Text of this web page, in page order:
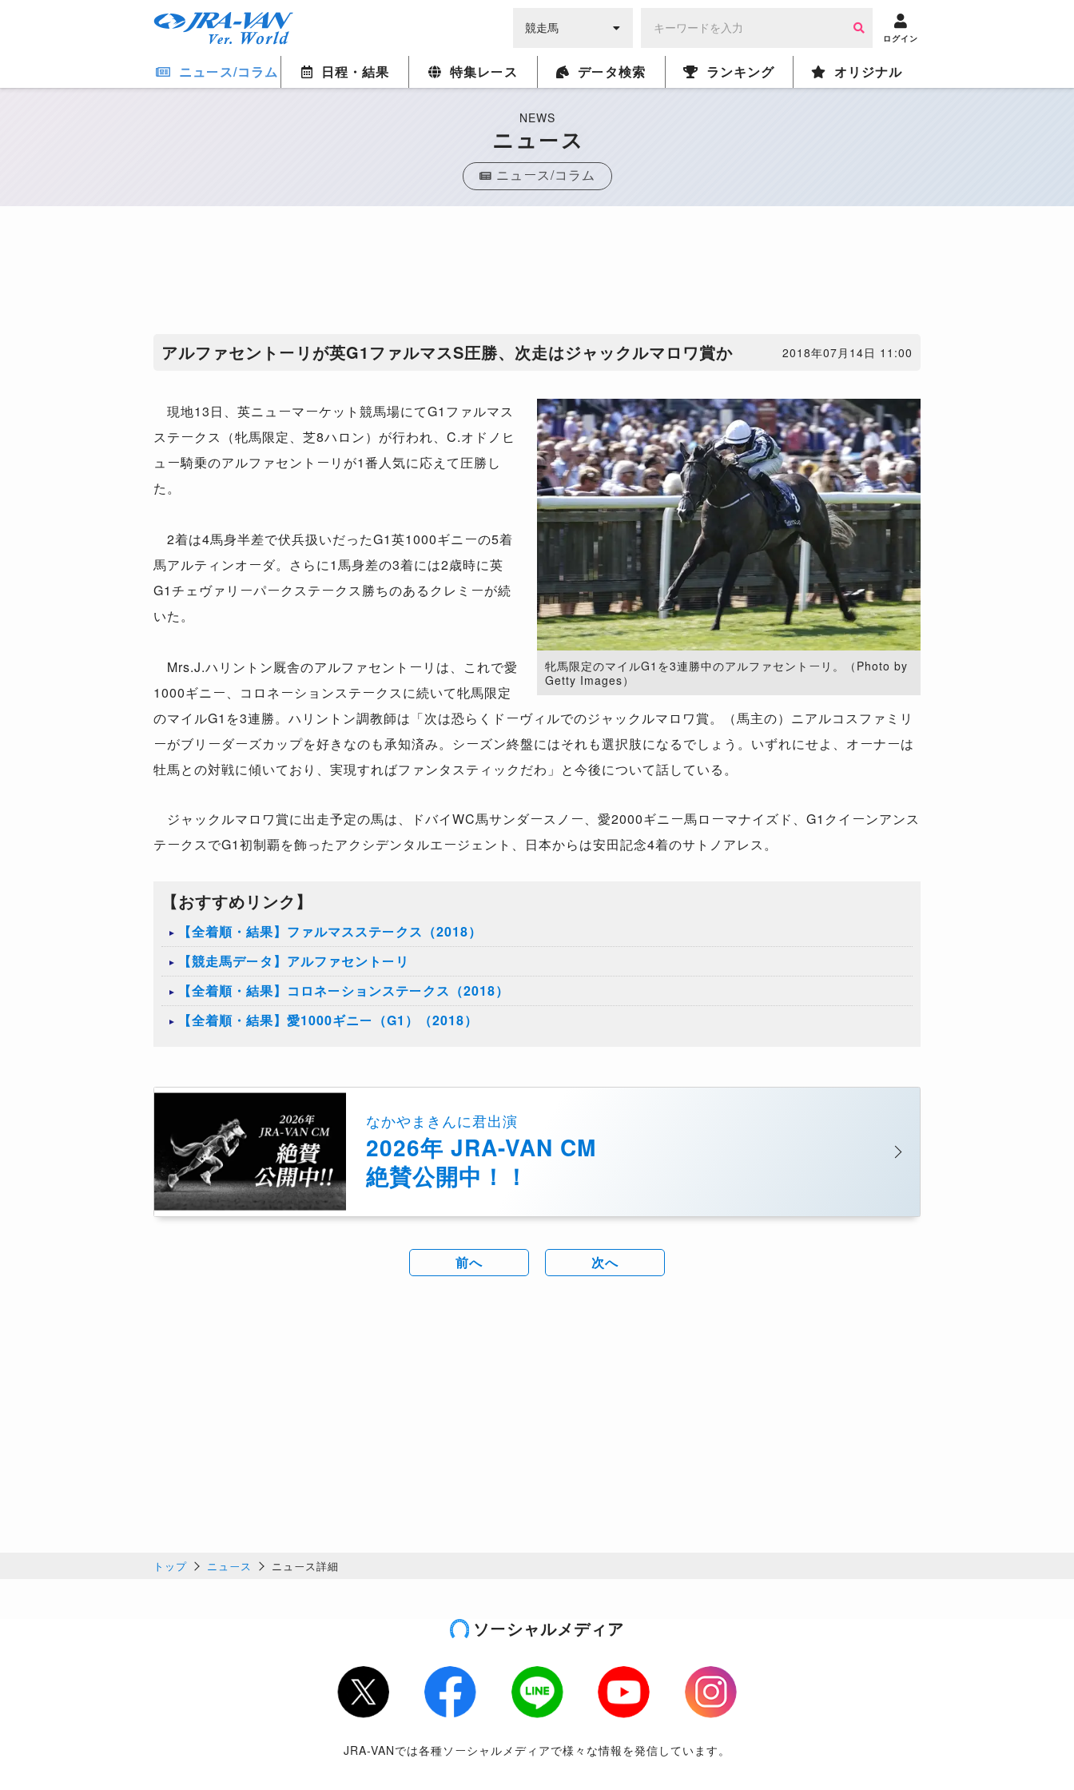
ログイン
ニュース/コラム 日程・結果 特集レース データ検索 ランキング オリジナル
NEWS
ニュース
ニュース/コラム
アルファセントーリが英G1ファルマスS圧勝、次走はジャックルマロワ賞か 2018年07月14日 11:00
牝馬限定のマイルG1を3連勝中のアルファセントーリ。（Photo by
Getty Images）
現地13日、英ニューマーケット競馬場にてG1ファルマス
ステークス（牝馬限定、芝8ハロン）が行われ、C.オドノヒ
ュー騎乗のアルファセントーリが1番人気に応えて圧勝し
た。
2着は4馬身半差で伏兵扱いだったG1英1000ギニーの5着
馬アルティンオーダ。さらに1馬身差の3着には2歳時に英
G1チェヴァリーパークステークス勝ちのあるクレミーが続
いた。
Mrs.J.ハリントン厩舎のアルファセントーリは、これで愛
1000ギニー、コロネーションステークスに続いて牝馬限定
のマイルG1を3連勝。ハリントン調教師は「次は恐らくドーヴィルでのジャックルマロワ賞。（馬主の）ニアルコスファミリ
ーがブリーダーズカップを好きなのも承知済み。シーズン終盤にはそれも選択肢になるでしょう。いずれにせよ、オーナーは
牡馬との対戦に傾いており、実現すればファンタスティックだわ」と今後について話している。
ジャックルマロワ賞に出走予定の馬は、ドバイWC馬サンダースノー、愛2000ギニー馬ローマナイズド、G1クイーンアンス
テークスでG1初制覇を飾ったアクシデンタルエージェント、日本からは安田記念4着のサトノアレス。
【おすすめリンク】
【全着順・結果】ファルマスステークス（2018）
【競走馬データ】アルファセントーリ
【全着順・結果】コロネーションステークス（2018）
【全着順・結果】愛1000ギニー（G1）（2018）
なかやまきんに君出演
2026年 JRA-VAN CM
絶賛公開中！！
前へ 次へ
トップ ニュース ニュース詳細
ソーシャルメディア
Twitter Facebook LINE Youtube
Instagram
JRA-VANでは各種ソーシャルメディアで様々な情報を発信しています。